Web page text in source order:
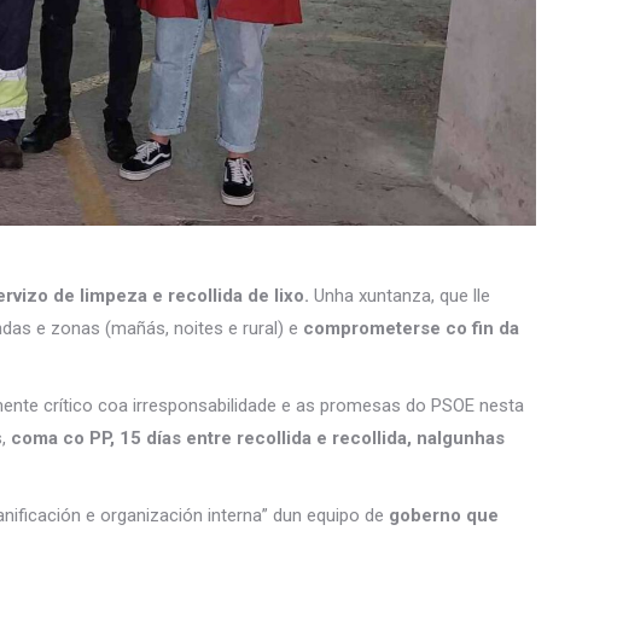
de limpeza e recollida de lixo. Unha xuntanza, que lle
e zonas (mañás, noites e rural) e comprometerse co fin da
crítico coa irresponsabilidade e as promesas do PSOE nesta
coma co PP, 15 días entre recollida e recollida, nalgunhas
e organización interna” dun equipo de goberno que